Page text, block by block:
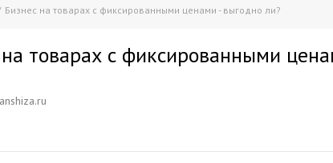
Бизнес на товарах с фиксированными ценами - выгодно ли?
товарах с фиксированными